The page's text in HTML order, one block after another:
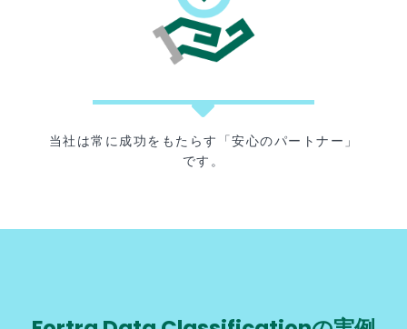
当社は常に成功をもたらす「安心のパートナー」
です。